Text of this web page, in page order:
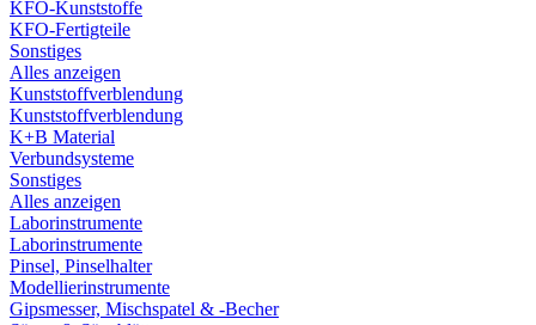
KFO-Kunststoffe
KFO-Fertigteile
Sonstiges
Alles anzeigen
Kunststoffverblendung
Kunststoffverblendung
K+B Material
Verbundsysteme
Sonstiges
Alles anzeigen
Laborinstrumente
Laborinstrumente
Pinsel, Pinselhalter
Modellierinstrumente
Gipsmesser, Mischspatel & -Becher